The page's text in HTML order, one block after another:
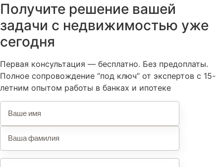
Получите решение вашей
задачи с недвижимостью уже
сегодня
Первая консультация — бесплатно. Без предоплаты.
Полное сопровождение “под ключ” от экспертов с 15-
летним опытом работы в банках и ипотеке